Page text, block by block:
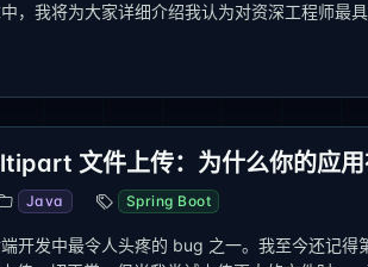
，我将为大家详细介绍我认为对资深工程师最
文件上传：为什么你的应用
Java Spring Boot
开发中最令人头疼的 bug 之一。我至今还记